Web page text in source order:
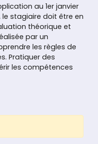
au 1er janvier
le stagiaire doit être en
théorique et
par un
les règles de
Pratiquer des
les compétences
des accidents et